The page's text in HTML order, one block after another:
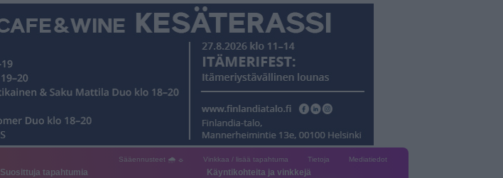
Sääennusteet 🌧 ☼ Vinkkaa / lisää tapahtuma Tietoja Mediatiedot
Suosittuja tapahtumia Käyntikohteita ja vinkkejä